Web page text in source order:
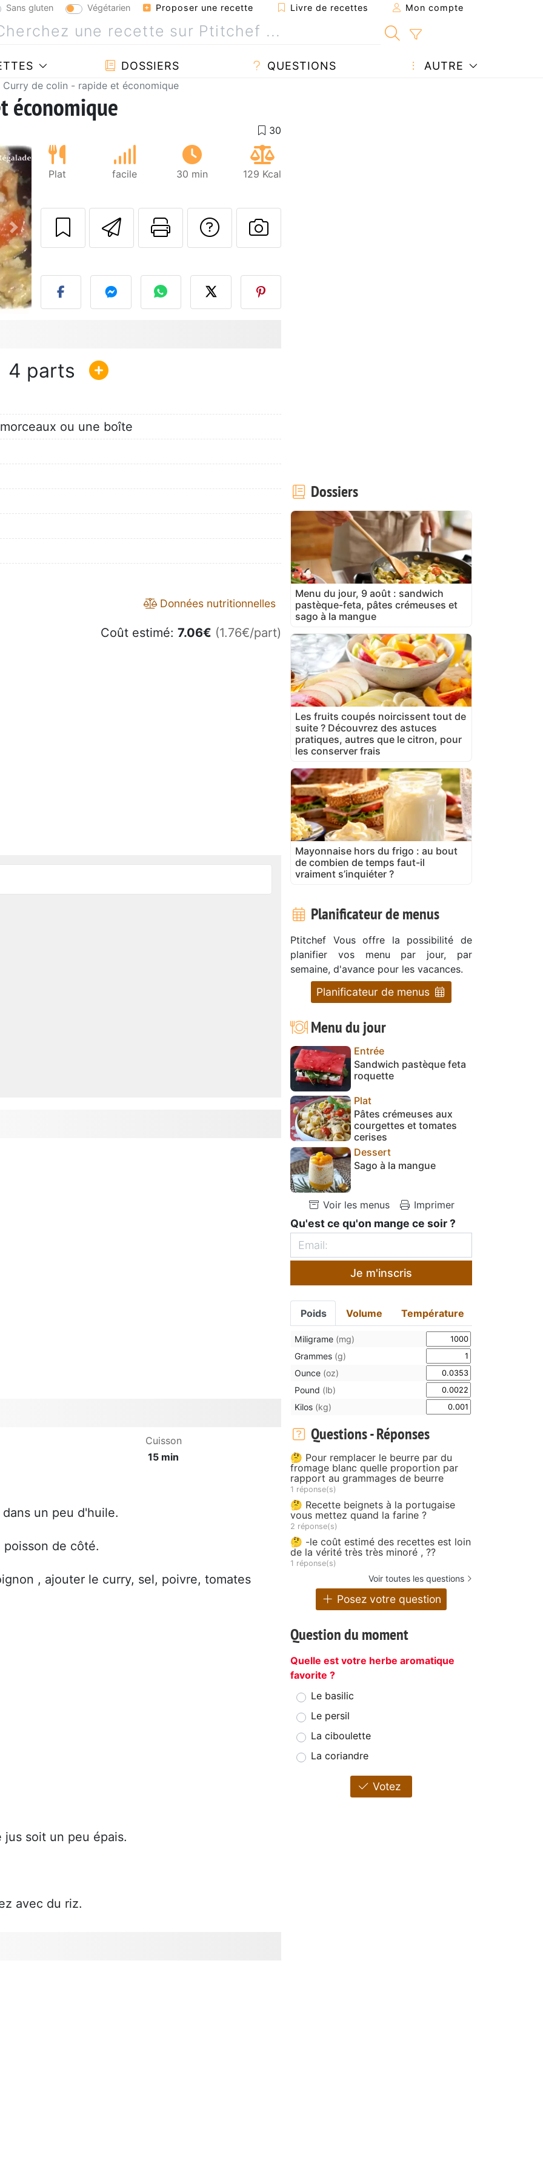
Sans gluten Végétarien Proposer une recette Livre de recettes Mon compte
DOSSIERS QUESTIONS AUTRE
Curry de colin - rapide et économique
économique
Suivant
Plat facile 30 min 129 Kcal
Envoyer cette recette à un ami
Imprimer cette page
Poser une question à l'auteur
Publier votre photo de cette
4
ou une boîte
Données nutritionnelles
Coût estimé: 7.06€ (1.76€/part)
Cuisson
15 min
un peu d'huile.
de côté.
, ajouter le curry, sel, poivre, tomates
jus soit un peu épais.
avec du riz.
Dossiers
Menu du jour, 9 août : sandwich
pastèque-feta, pâtes crémeuses et
sago à la mangue
Les fruits coupés noircissent tout de
suite ? Découvrez des astuces
pratiques, autres que le citron, pour
les conserver frais
Mayonnaise hors du frigo : au bout
de combien de temps faut-il
vraiment s’inquiéter ?
Planificateur de menus
Ptitchef Vous offre la possibilité de
planifier vos menu par jour, par
semaine, d'avance pour les vacances.
Planificateur de menus
Menu du jour
Entrée
Sandwich pastèque feta
roquette
Plat
Pâtes crémeuses aux
courgettes et tomates
cerises
Dessert
Sago à la mangue
Voir les menus Imprimer
Qu'est ce qu'on mange ce soir ?
Je m'inscris
Poids Volume Température
Miligrame (mg)
Grammes (g)
Ounce (oz)
Pound (lb)
Kilos (kg)
Questions - Réponses
🤔 Pour remplacer le beurre par du
fromage blanc quelle proportion par
rapport au grammages de beurre
1 réponse(s)
🤔 Recette beignets à la portugaise
vous mettez quand la farine ?
2 réponse(s)
🤔 -le coût estimé des recettes est loin
de la vérité très très minoré , ??
1 réponse(s)
Voir toutes les questions
Posez votre question
Question du moment
Quelle est votre herbe aromatique
favorite ?
Le basilic
Le persil
La ciboulette
La coriandre
Votez